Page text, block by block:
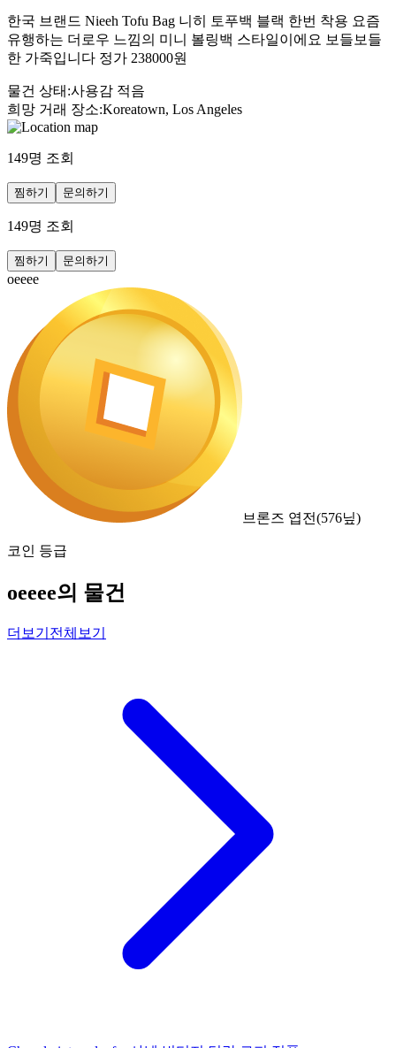
한국 브랜드 Nieeh Tofu Bag 니히 토푸백 블랙 한번 착용 요즘
유행하는 더로우 느낌의 미니 볼링백 스타일이에요 보들보들
한 가죽입니다 정가 238000원
물건 상태 :사용감 적음
희망 거래 장소:Koreatown, Los Angeles
149명 조회
찜하기 문의하기
149명 조회
찜하기 문의하기
oeeee
브론즈 엽전(576닢)
코인 등급
oeeee의 물건
더보기 전체보기